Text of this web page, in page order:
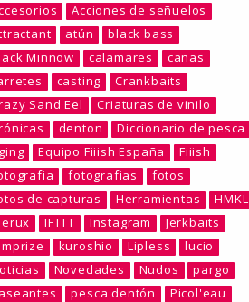
Acciones de señuelos
atún
black bass
Minnow
calamares
cañas
casting
Crankbaits
Sand Eel
Criaturas de vinilo
denton
Diccionario de pesca
Equipo Fiiish España
Fiiish
fotografias
fotos
de capturas
Herramientas
HMKL
IFTTT Instagram
Jerkbaits
kuroshio Lipless
lucio
Novedades Nudos
pargo
pesca dentón
Picol'eau